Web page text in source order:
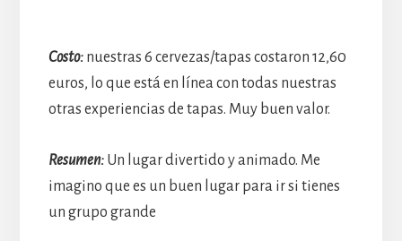
Costo:nuestras 6 cervezas/tapas costaron 12,60
euros, lo que está en línea con todas nuestras
otras experiencias de tapas. Muy buen valor.
Resumen:Un lugar divertido y animado. Me
imagino que es un buen lugar para ir si tienes
un grupo grande